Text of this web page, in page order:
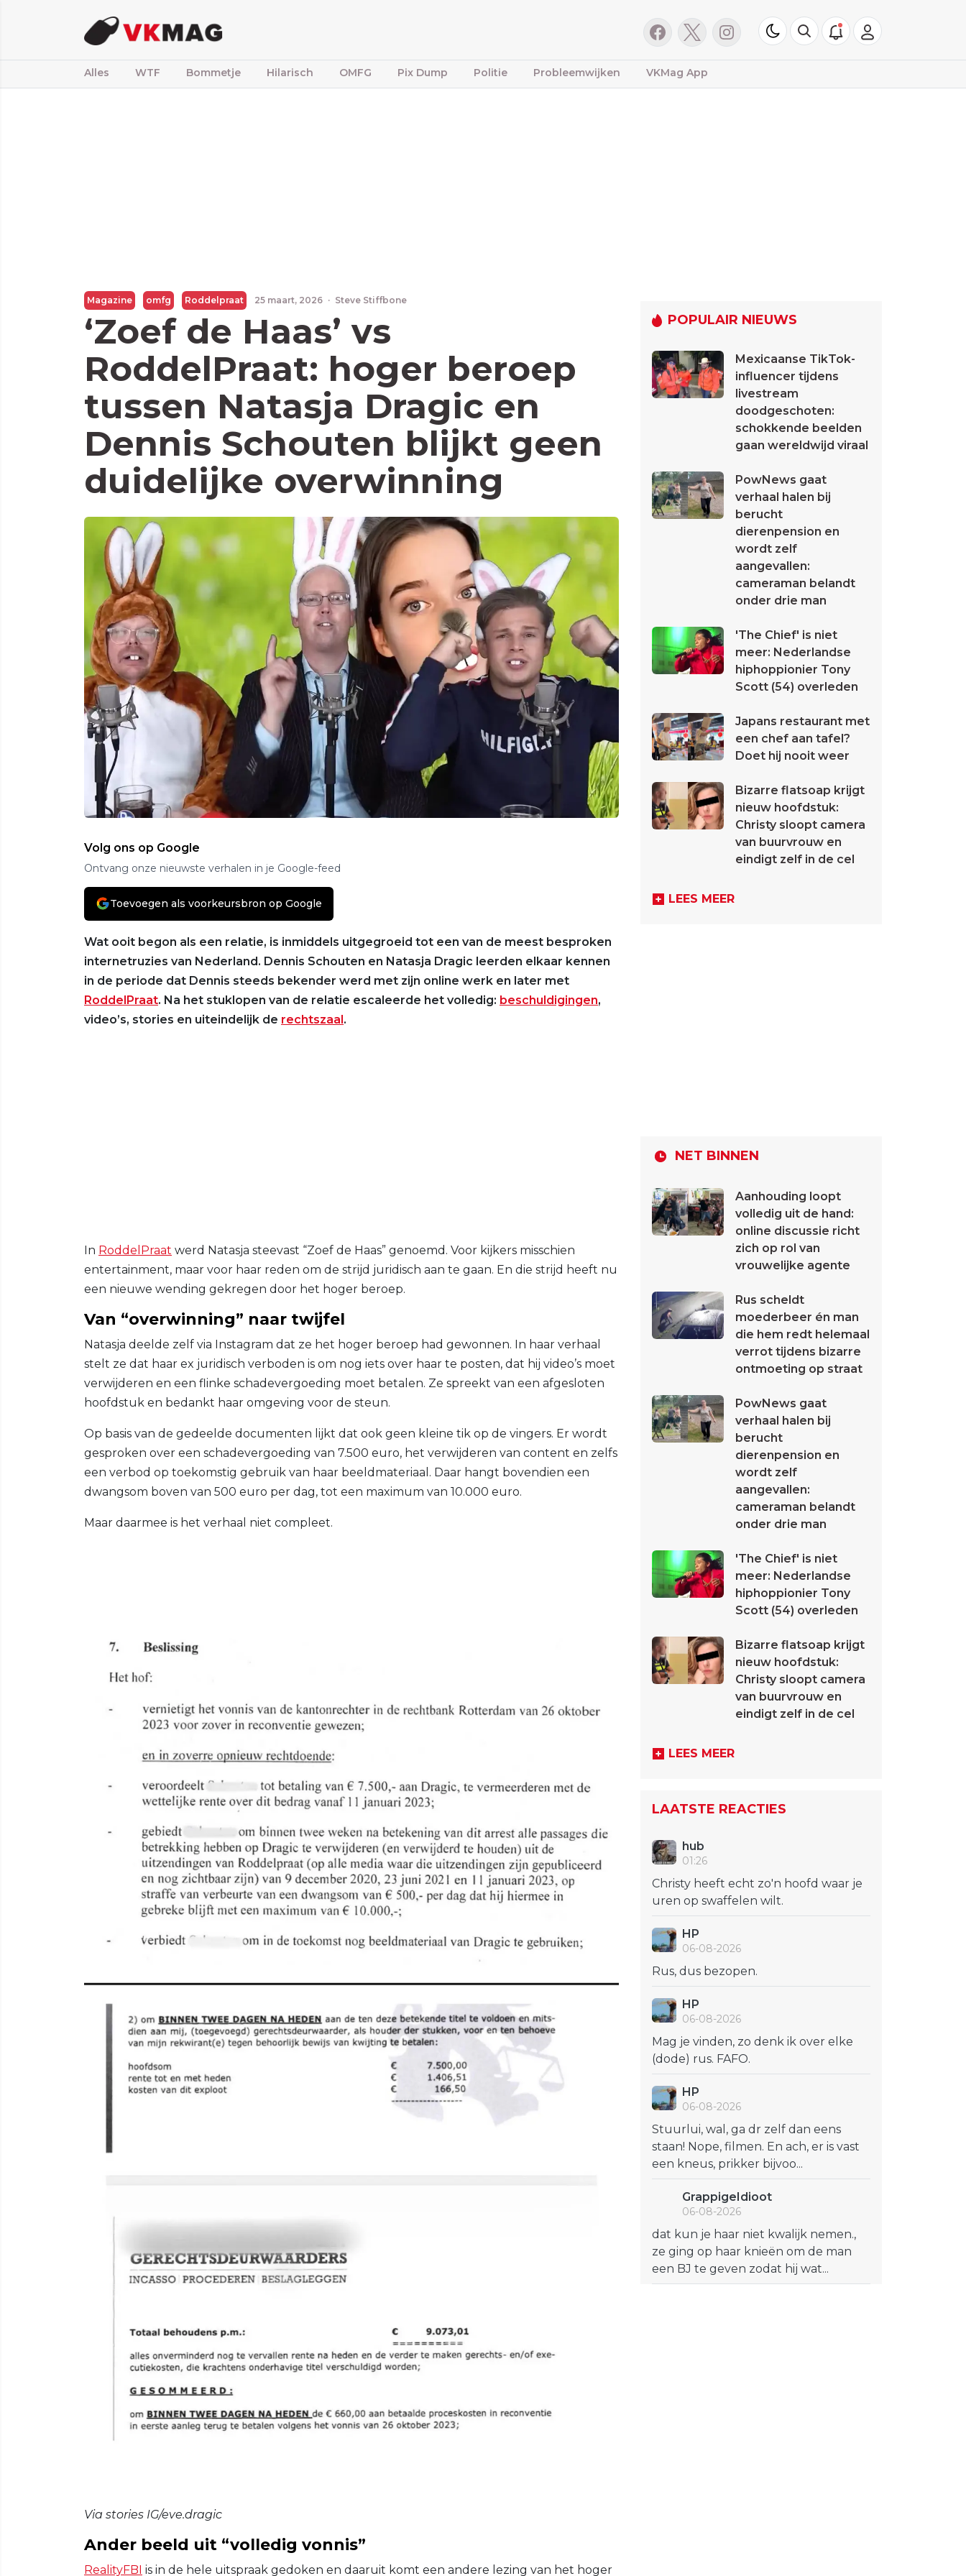
Alles WTF Bommetje Hilarisch OMFG Pix Dump Politie Probleemwijken VKMag App
Magazine omfg Roddelpraat 25 maart, 2026 · Steve Stiffbone
‘Zoef de Haas’ vs
RoddelPraat: hoger beroep
tussen Natasja Dragic en
Dennis Schouten blijkt geen
duidelijke overwinning
Volg ons op Google
Ontvang onze nieuwste verhalen in je Google-feed
Toevoegen als voorkeursbron op Google
Wat ooit begon als een relatie, is inmiddels uitgegroeid tot een van de meest besproken
internetruzies van Nederland. Dennis Schouten en Natasja Dragic leerden elkaar kennen
in de periode dat Dennis steeds bekender werd met zijn online werk en later met
RoddelPraat. Na het stuklopen van de relatie escaleerde het volledig: beschuldigingen,
video’s, stories en uiteindelijk de rechtszaal.
In RoddelPraat werd Natasja steevast “Zoef de Haas” genoemd. Voor kijkers misschien
entertainment, maar voor haar reden om de strijd juridisch aan te gaan. En die strijd heeft nu
een nieuwe wending gekregen door het hoger beroep.
Van “overwinning” naar twijfel
Natasja deelde zelf via Instagram dat ze het hoger beroep had gewonnen. In haar verhaal
stelt ze dat haar ex juridisch verboden is om nog iets over haar te posten, dat hij video’s moet
verwijderen en een flinke schadevergoeding moet betalen. Ze spreekt van een afgesloten
hoofdstuk en bedankt haar omgeving voor de steun.
Op basis van de gedeelde documenten lijkt dat ook geen kleine tik op de vingers. Er wordt
gesproken over een schadevergoeding van 7.500 euro, het verwijderen van content en zelfs
een verbod op toekomstig gebruik van haar beeldmateriaal. Daar hangt bovendien een
dwangsom boven van 500 euro per dag, tot een maximum van 10.000 euro.
Maar daarmee is het verhaal niet compleet.
Via stories IG/eve.dragic
Ander beeld uit “volledig vonnis”
RealityFBI is in de hele uitspraak gedoken en daaruit komt een andere lezing van het hoger
POPULAIR NIEUWS
Mexicaanse TikTok-
influencer tijdens
livestream
doodgeschoten:
schokkende beelden
gaan wereldwijd viraal
PowNews gaat
verhaal halen bij
berucht
dierenpension en
wordt zelf
aangevallen:
cameraman belandt
onder drie man
'The Chief' is niet
meer: Nederlandse
hiphoppionier Tony
Scott (54) overleden
Japans restaurant met
een chef aan tafel?
Doet hij nooit weer
Bizarre flatsoap krijgt
nieuw hoofdstuk:
Christy sloopt camera
van buurvrouw en
eindigt zelf in de cel
LEES MEER
NET BINNEN
Aanhouding loopt
volledig uit de hand:
online discussie richt
zich op rol van
vrouwelijke agente
Rus scheldt
moederbeer én man
die hem redt helemaal
verrot tijdens bizarre
ontmoeting op straat
PowNews gaat
verhaal halen bij
berucht
dierenpension en
wordt zelf
aangevallen:
cameraman belandt
onder drie man
'The Chief' is niet
meer: Nederlandse
hiphoppionier Tony
Scott (54) overleden
Bizarre flatsoap krijgt
nieuw hoofdstuk:
Christy sloopt camera
van buurvrouw en
eindigt zelf in de cel
LEES MEER
LAATSTE REACTIES
hub
01:26
Christy heeft echt zo'n hoofd waar je
uren op swaffelen wilt.
HP
06-08-2026
Rus, dus bezopen.
HP
06-08-2026
Mag je vinden, zo denk ik over elke
(dode) rus. FAFO.
HP
06-08-2026
Stuurlui, wal, ga dr zelf dan eens
staan! Nope, filmen. En ach, er is vast
een kneus, prikker bijvoo...
GrappigeIdioot
06-08-2026
dat kun je haar niet kwalijk nemen.,
ze ging op haar knieën om de man
een BJ te geven zodat hij wat...